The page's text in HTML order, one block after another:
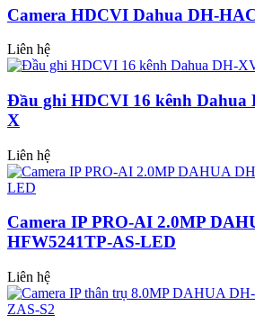
Camera HDCVI Dahua DH-
Liên hệ
Đầu ghi HDCVI 16 kênh Dahua
X
Liên hệ
Camera IP PRO-AI 2.0MP
HFW5241TP-AS-LED
Liên hệ